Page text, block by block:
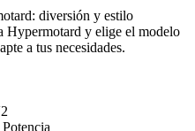
diversión y estilo
Hypermotard y elige el modelo
a tus necesidades.
Potencia